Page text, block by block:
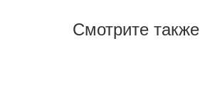
Смотрите также